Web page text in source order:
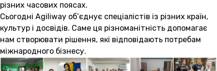
різних часових поясах.
Сьогодні Agiliway об’єднує спеціалістів із різних країн,
культур і досвідів. Саме ця різноманітність допомагає
нам створювати рішення, які відповідають потребам
міжнародного бізнесу.